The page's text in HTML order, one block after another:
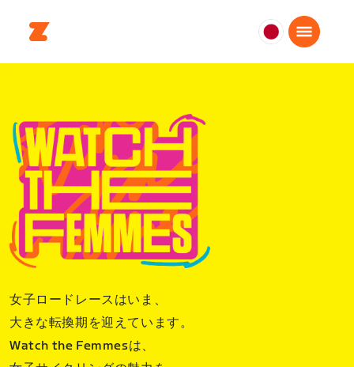
日
本
女子ロードレースはいま、
大きな転換期を迎えています。
Watch the Femmesは、